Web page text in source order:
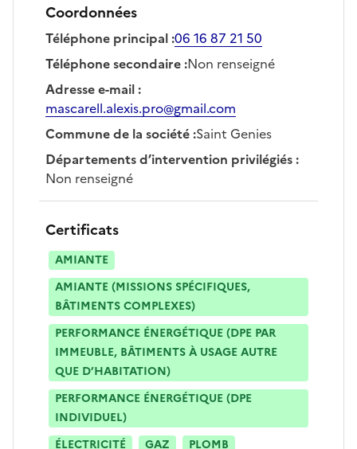
Coordonnées
Téléphone principal:06 16 87 21 50
Téléphone secondaire:Non renseigné
Adresse e-mail:
mascarell.alexis.pro@gmail.com
Commune de la société:Saint Genies
Départements d’intervention privilégiés:
Non renseigné
Certificats
AMIANTE
AMIANTE (MISSIONS SPÉCIFIQUES,
BÂTIMENTS COMPLEXES)
PERFORMANCE ÉNERGÉTIQUE (DPE PAR
IMMEUBLE, BÂTIMENTS À USAGE AUTRE
QUE D’HABITATION)
PERFORMANCE ÉNERGÉTIQUE (DPE
INDIVIDUEL)
ÉLECTRICITÉ
GAZ PLOMB